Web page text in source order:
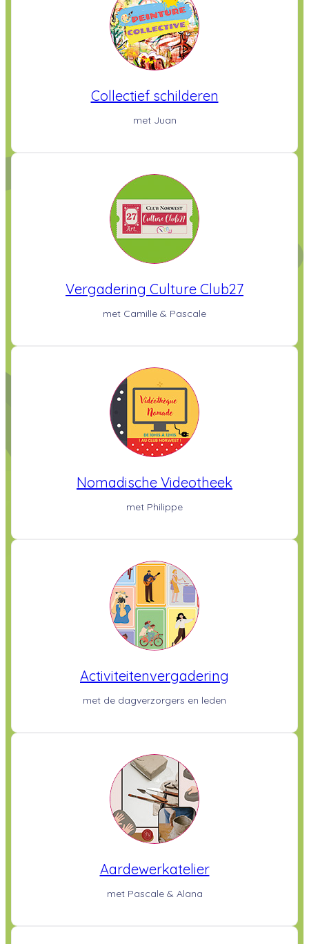
Collectief schilderen
met Juan
Vergadering Culture Club27
met Camille & Pascale
Nomadische Videotheek
met Philippe
Activiteitenvergadering
met de dagverzorgers en leden
Aardewerkatelier
met Pascale & Alana